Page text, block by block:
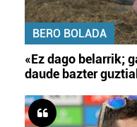
BERO BOLADA
«Ez dago belarrik;
daude bazter